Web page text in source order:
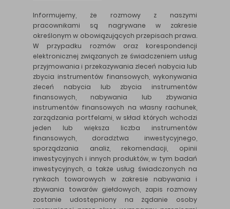
Informujemy, że rozmowy z naszymi
pracownikami są nagrywane w zakresie
określonym w obowiązujących przepisach prawa.
W przypadku rozmów oraz korespondencji
elektronicznej związanych ze świadczeniem usług
przyjmowania i przekazywania zleceń nabycia lub
zbycia instrumentów finansowych, wykonywania
zleceń nabycia lub zbycia instrumentów
finansowych, nabywania lub zbywania
instrumentów finansowych na własny rachunek,
zarządzania portfelami, w skład których wchodzi
jeden lub większa liczba instrumentów
finansowych, doradztwa inwestycyjnego,
sporządzania analiz, rekomendacji, opinii
inwestycyjnych i innych produktów, w tym badań
inwestycyjnych, a także usług świadczonych na
rynkach towarowych w zakresie nabywania i
zbywania towarów giełdowych, zapis rozmowy
zostanie udostępniony na żądanie osoby